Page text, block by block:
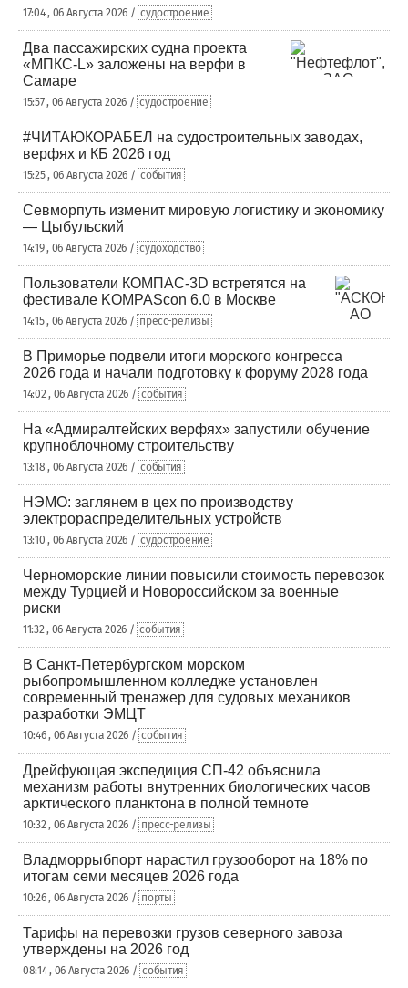
17:04 , 06 Августа 2026 / судостроение
Два пассажирских судна проекта
«МПКС-L» заложены на верфи в
Самаре
15:57 , 06 Августа 2026 / судостроение
#ЧИТАЮКОРАБЕЛ на судостроительных заводах,
верфях и КБ 2026 год
15:25 , 06 Августа 2026 / события
Севморпуть изменит мировую логистику и экономику
— Цыбульский
14:19 , 06 Августа 2026 / судоходство
Пользователи КОМПАС-3D встретятся на
фестивале KOMPAScon 6.0 в Москве
14:15 , 06 Августа 2026 / пресс-релизы
В Приморье подвели итоги морского конгресса
2026 года и начали подготовку к форуму 2028 года
14:02 , 06 Августа 2026 / события
На «Адмиралтейских верфях» запустили обучение
крупноблочному строительству
13:18 , 06 Августа 2026 / события
НЭМО: заглянем в цех по производству
электрораспределительных устройств
13:10 , 06 Августа 2026 / судостроение
Черноморские линии повысили стоимость перевозок
между Турцией и Новороссийском за военные
риски
11:32 , 06 Августа 2026 / события
В Санкт-Петербургском морском
рыбопромышленном колледже установлен
современный тренажер для судовых механиков
разработки ЭМЦТ
10:46 , 06 Августа 2026 / события
Дрейфующая экспедиция СП-42 объяснила
механизм работы внутренних биологических часов
арктического планктона в полной темноте
10:32 , 06 Августа 2026 / пресс-релизы
Владморрыбпорт нарастил грузооборот на 18% по
итогам семи месяцев 2026 года
10:26 , 06 Августа 2026 / порты
Тарифы на перевозки грузов северного завоза
утверждены на 2026 год
08:14 , 06 Августа 2026 / события